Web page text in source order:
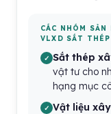
CÁC NHÓM
VLXD SẮT
Sắt thép
vật tư cho
hạng mục
Vật liệu